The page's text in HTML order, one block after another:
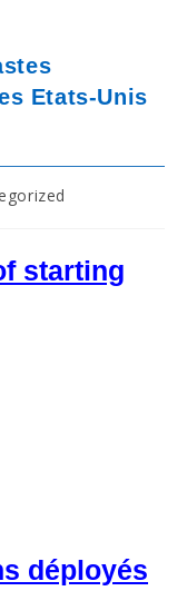
Etats-Unis
starting
déployés